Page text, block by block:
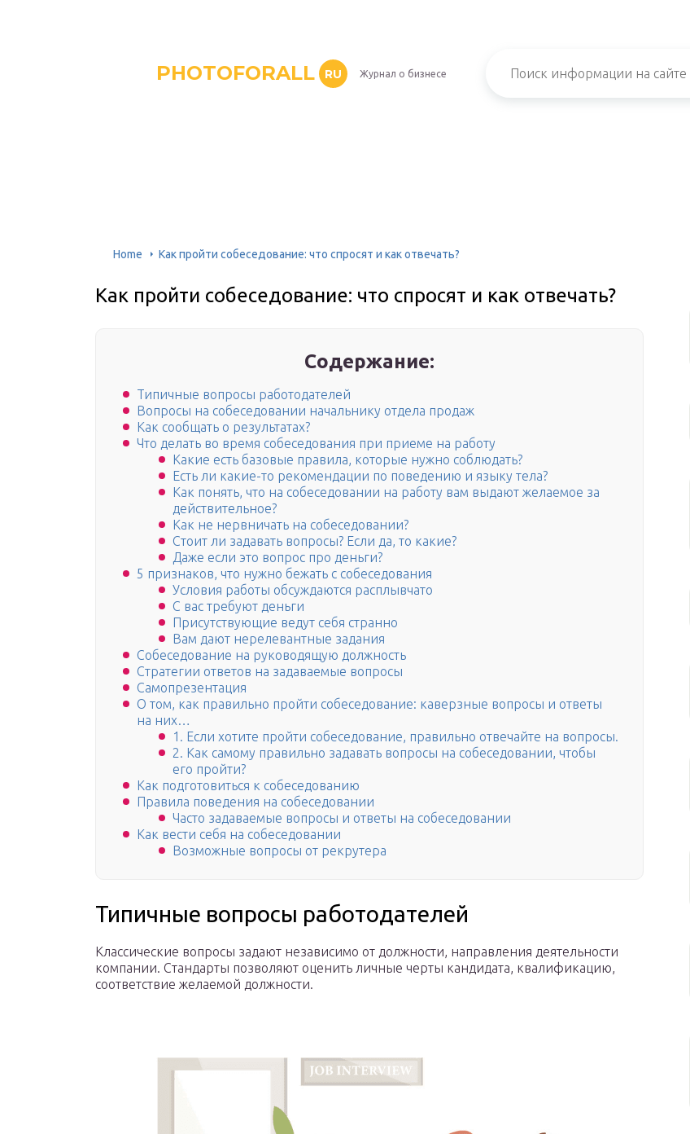
PHOTOFORALL RU Журнал о бизнесе
Home Как пройти собеседование: что спросят и как отвечать?
Как пройти собеседование: что спросят и как отвечать?
Содержание:
Типичные вопросы работодателей
Вопросы на собеседовании начальнику отдела продаж
Как сообщать о результатах?
Что делать во время собеседования при приеме на работу
Какие есть базовые правила, которые нужно соблюдать?
Есть ли какие-то рекомендации по поведению и языку тела?
Как понять, что на собеседовании на работу вам выдают желаемое за
действительное?
Как не нервничать на собеседовании?
Стоит ли задавать вопросы? Если да, то какие?
Даже если это вопрос про деньги?
5 признаков, что нужно бежать с собеседования
Условия работы обсуждаются расплывчато
С вас требуют деньги
Присутствующие ведут себя странно
Вам дают нерелевантные задания
Собеседование на руководящую должность
Стратегии ответов на задаваемые вопросы
Самопрезентация
О том, как правильно пройти собеседование: каверзные вопросы и ответы
на них…
1. Если хотите пройти собеседование, правильно отвечайте на вопросы.
2. Как самому правильно задавать вопросы на собеседовании, чтобы
его пройти?
Как подготовиться к собеседованию
Правила поведения на собеседовании
Часто задаваемые вопросы и ответы на собеседовании
Как вести себя на собеседовании
Возможные вопросы от рекрутера
Типичные вопросы работодателей
Классические вопросы задают независимо от должности, направления деятельности
компании. Стандарты позволяют оценить личные черты кандидата, квалификацию,
соответствие желаемой должности.